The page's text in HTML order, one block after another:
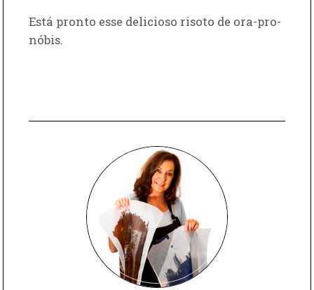
Está pronto esse delicioso risoto de ora-pro-
nóbis.